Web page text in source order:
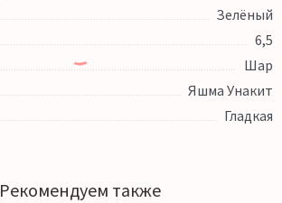
Зелёный
6,5
Шар
Яшма Унакит
Гладкая
Рекомендуем также